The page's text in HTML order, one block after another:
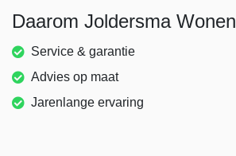
Daarom Joldersma Wonen
Service & garantie
Advies op maat
Jarenlange ervaring